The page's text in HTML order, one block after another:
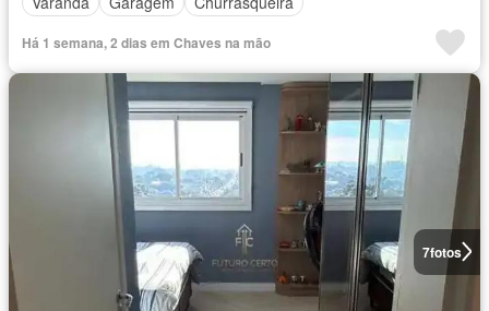
Há 1 semana, 2 dias em Chaves na mão
7fotos